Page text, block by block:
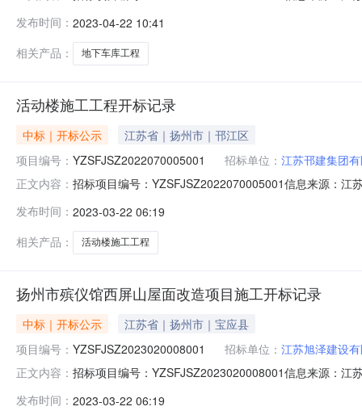
求:;保证金金额:0.00元,投标文件递交时间
发布时间： 2023-04-22 10:41
相关产品：
地下车库工程
活动楼施工工程开标记录
中标｜开标公示
江苏省｜扬州市｜邗江区
项目编号： YZSFJSZ2022070005001 招标单位： 江苏邗建集团
正文内容： 招标项目编号：YZSFJSZ2022070005001信息来源：江
间:MonMar2020:53:42CST2023,投标人名称:江苏仪征
发布时间： 2023-03-22 06:19
相关产品：
活动楼施工工程
扬州市殡仪馆西屏山屋面改造项目施工开标记录
中标｜开标公示
江苏省｜扬州市｜宝应县
项目编号： YZSFJSZ2023020008001 招标单位： 江苏旭泽建设
正文内容： 招标项目编号：YZSFJSZ2023020008001信息来源：江
间:MonMar2019:04:46CST2023,投标人名称:江苏建星
发布时间： 2023-03-22 06:19